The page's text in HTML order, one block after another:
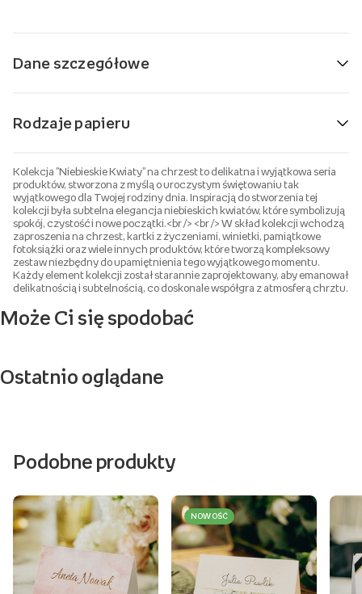
Dane szczegółowe
Rodzaje papieru
Kolekcja "Niebieskie Kwiaty" na chrzest to delikatna i wyjątkowa seria
produktów, stworzona z myślą o uroczystym świętowaniu tak
wyjątkowego dla Twojej rodziny dnia. Inspiracją do stworzenia tej
kolekcji była subtelna elegancja niebieskich kwiatów, które symbolizują
spokój, czystość i nowe początki.<br /> <br /> W skład kolekcji wchodzą
zaproszenia na chrzest, kartki z życzeniami, winietki, pamiątkowe
fotoksiążki oraz wiele innych produktów, które tworzą kompleksowy
zestaw niezbędny do upamiętnienia tego wyjątkowego momentu.
Każdy element kolekcji został starannie zaprojektowany, aby emanował
delikatnością i subtelnością, co doskonale współgra z atmosferą chrztu.
Może Ci się spodobać
Ostatnio oglądane
Podobne produkty
NOWOŚĆ